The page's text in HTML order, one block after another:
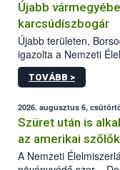
Újabb
karcsúdíszbogár
Újabb területen,
igazolta a Nemzeti
kőrisrontó
kártevőt nem csak
az intenzív felderítést,
hatósággal is
TOVÁBB >
2026. augusztus 6,
Szüret után is
az amerikai
A Nemzeti